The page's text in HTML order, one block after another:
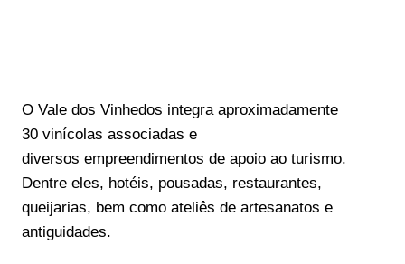
O Vale dos Vinhedos integra aproximadamente
30 vinícolas associadas e
diversos empreendimentos de apoio ao turismo.
Dentre eles, hotéis, pousadas, restaurantes,
queijarias, bem como ateliês de artesanatos e
antiguidades.